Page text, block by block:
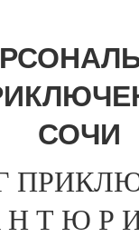
СОЧИ
Н Т Ю Р